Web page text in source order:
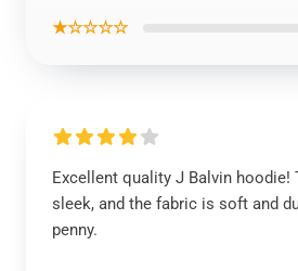
★☆☆☆☆
Excellent quality J Balvin hoodie!
sleek, and the fabric is soft and
penny.